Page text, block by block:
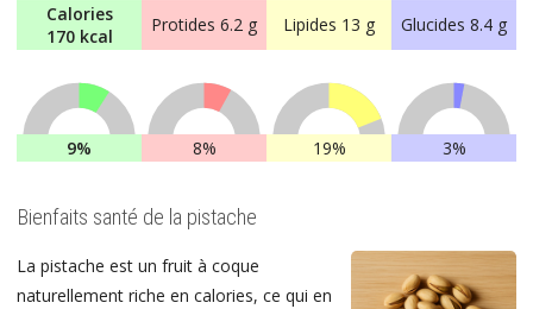
Calories
170 kcal
Protides 6.2 g Lipides 13 g Glucides 8.4 g
9% 8% 19% 3%
Bienfaits santé de la pistache
La pistache est un fruit à coque
naturellement riche en calories, ce qui en